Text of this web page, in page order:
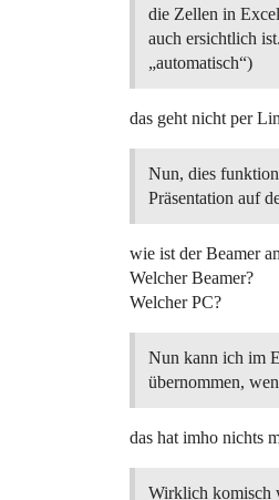
die Zellen in
auch ersichtlich
„automatisch“)
das geht nicht per
Nun, dies
Präsentation auf
wie ist der Beamer
Welcher Beamer?
Welcher PC?
Nun kann ich im
übernommen,
das hat imho nichts
Wirklich komisch